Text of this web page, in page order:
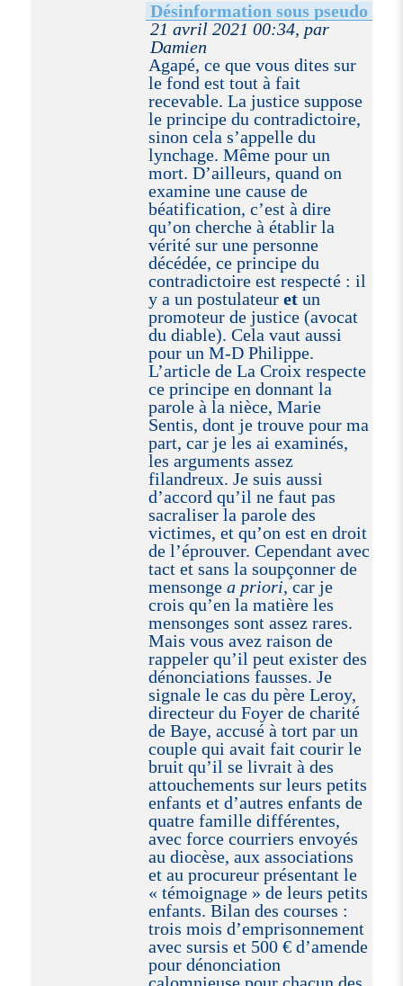
Désinformation sous pseudo
21 avril 2021 00:34, par
Damien
Agapé, ce que vous dites sur
le fond est tout à fait
recevable. La justice suppose
le principe du contradictoire,
sinon cela s’appelle du
lynchage. Même pour un
mort. D’ailleurs, quand on
examine une cause de
béatification, c’est à dire
qu’on cherche à établir la
vérité sur une personne
décédée, ce principe du
contradictoire est respecté : il
y a un postulateur etun
promoteur de justice (avocat
du diable). Cela vaut aussi
pour un M-D Philippe.
L’article de La Croix respecte
ce principe en donnant la
parole à la nièce, Marie
Sentis, dont je trouve pour ma
part, car je les ai examinés,
les arguments assez
filandreux. Je suis aussi
d’accord qu’il ne faut pas
sacraliser la parole des
victimes, et qu’on est en droit
de l’éprouver. Cependant avec
tact et sans la soupçonner de
mensonge a priori, car je
crois qu’en la matière les
mensonges sont assez rares.
Mais vous avez raison de
rappeler qu’il peut exister des
dénonciations fausses. Je
signale le cas du père Leroy,
directeur du Foyer de charité
de Baye, accusé à tort par un
couple qui avait fait courir le
bruit qu’il se livrait à des
attouchements sur leurs petits
enfants et d’autres enfants de
quatre famille différentes,
avec force courriers envoyés
au diocèse, aux associations
et au procureur présentant le
« témoignage » de leurs petits
enfants. Bilan des courses :
trois mois d’emprisonnement
avec sursis et 500 € d’amende
pour dénonciation